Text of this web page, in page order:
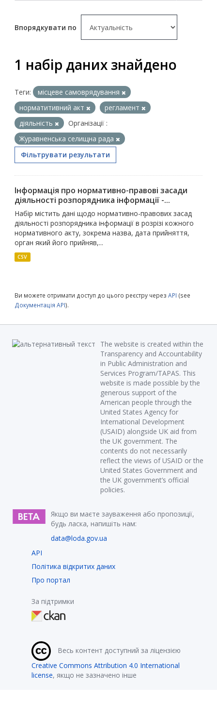
Впорядкувати по
1 набір даних знайдено
Теги:
місцеве самоврядування
норматитивний акт
регламент
діяльність
Організації :
Журавненська селищна рада
Фільтрувати результати
Інформація про нормативно-правові засади
діяльності розпорядника інформації -...
Набір містить дані щодо нормативно-правових засад
діяльності розпорядника інформації в розрізі кожного
нормативного акту, зокрема назва, дата прийняття,
орган який його прийняв,...
CSV
Ви можете отримати доступ до цього реєстру через API (see
Документація API).
The website is created within the
Transparency and Accountability
in Public Administration and
Services Program/TAPAS. This
website is made possible by the
generous support of the
American people through the
United States Agency for
International Development
(USAID) alongside UK aid from
the UK government. The
contents do not necessarily
reflect the views of USAID or the
United States Government and
the UK government’s official
policies.
Якщо ви маєте зауваження або пропозиції,
будь ласка, напишіть нам:
data@loda.gov.ua
API
Політика відкритих даних
Про портал
За підтримки
Весь контент доступний за ліцензією
Creative Commons Attribution 4.0 International
license, якщо не зазначено інше